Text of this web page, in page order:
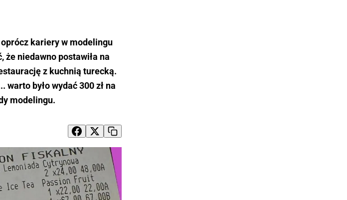
kariery w modelingu
niedawno postawiła na
z kuchnią turecką.
było wydać 300 zł na
modelingu.